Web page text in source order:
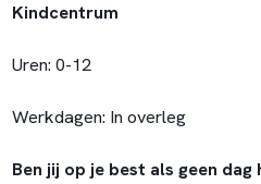
Kindcentrum
Uren: 0-12
Werkdagen: In overleg
Ben jij op je best als geen